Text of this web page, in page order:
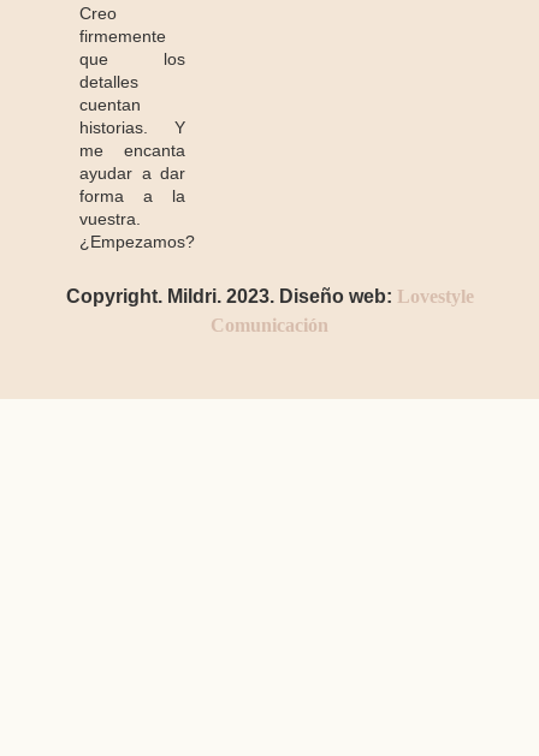
Creo
firmemente
que los
detalles
cuentan
historias. Y
me encanta
ayudar a dar
forma a la
vuestra.
¿Empezamos?
Copyright. Mildri. 2023. Diseño web: Lovestyle
Comunicación